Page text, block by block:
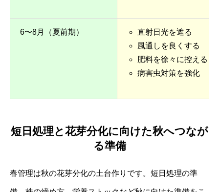
6〜8月（夏前期）
直射日光を遮る
風通しを良くする
肥料を徐々に控える
病害虫対策を強化
短日処理と花芽分化に向けた秋へつなが
る準備
春管理は秋の花芽分化の土台作りです。短日処理の準